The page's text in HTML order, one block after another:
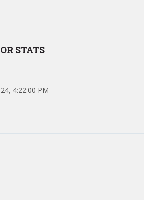
STATS
4:22:00 PM